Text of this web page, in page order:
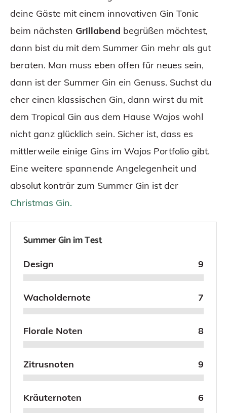
deine Gäste mit einem innovativen Gin Tonic
beim nächsten Grillabend begrüßen möchtest,
dann bist du mit dem Summer Gin mehr als gut
beraten. Man muss eben offen für neues sein,
dann ist der Summer Gin ein Genuss. Suchst du
eher einen klassischen Gin, dann wirst du mit
dem Tropical Gin aus dem Hause Wajos wohl
nicht ganz glücklich sein. Sicher ist, dass es
mittlerweile einige Gins im Wajos Portfolio gibt.
Eine weitere spannende Angelegenheit und
absolut konträr zum Summer Gin ist der
Christmas Gin.
Summer Gin im Test
Design 9
Wacholdernote 7
Florale Noten 8
Zitrusnoten 9
Kräuternoten 6